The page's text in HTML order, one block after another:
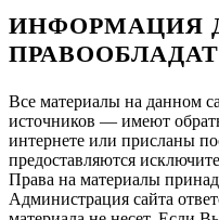
ИНФОРМАЦИЯ
Все материалы на данном
источников — имеют
интернете или присланы
предоставляются
Права на материалы
Администрация сайта